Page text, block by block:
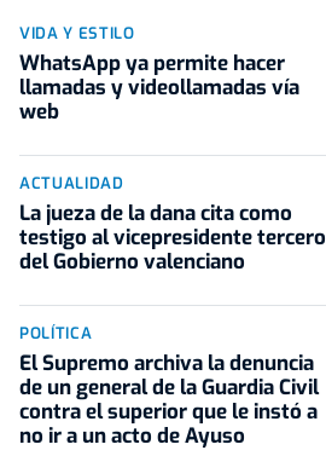
VIDA Y ESTILO
WhatsApp ya permite hacer
llamadas y videollamadas vía
web
ACTUALIDAD
La jueza de la dana cita como
testigo al vicepresidente tercero
del Gobierno valenciano
POLÍTICA
El Supremo archiva la denuncia
de un general de la Guardia Civil
contra el superior que le instó a
no ir a un acto de Ayuso